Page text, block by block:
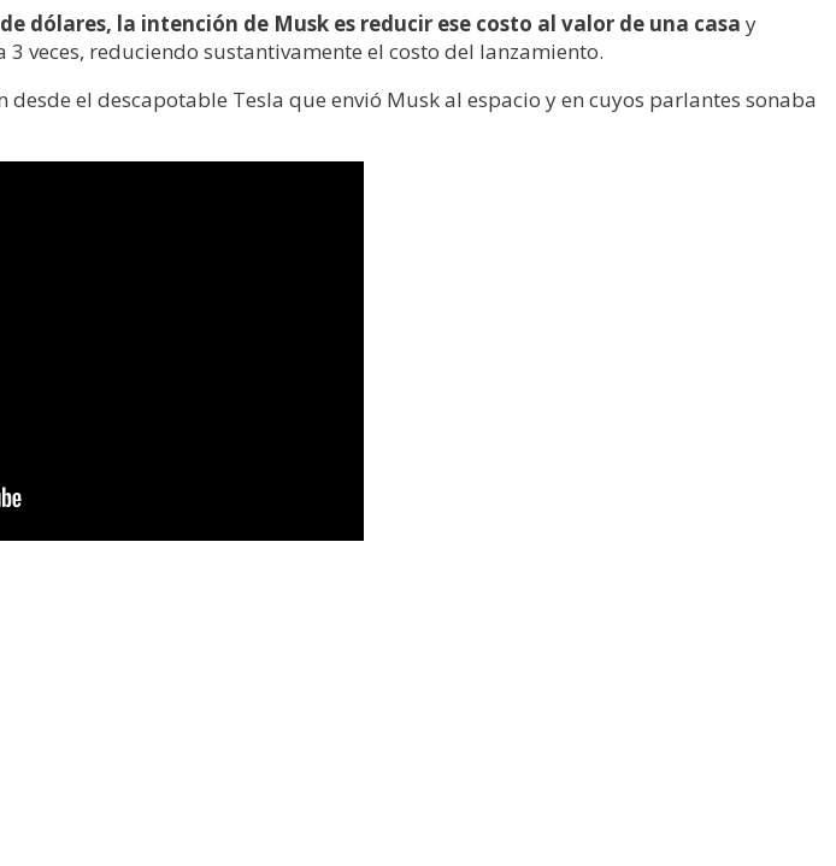
dólares, la intención de Musk es reducir ese costo al valor de una casa y
veces, reduciendo sustantivamente el costo del lanzamiento.
el descapotable Tesla que envió Musk al espacio y en cuyos parlantes sonaba